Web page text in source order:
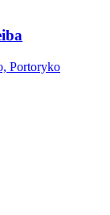
Portoryko